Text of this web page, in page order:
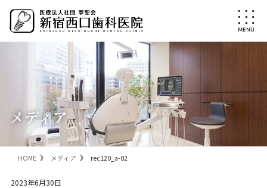
ン
ー
メディア
HOME メディア rec120_a-02
2023年6月30日